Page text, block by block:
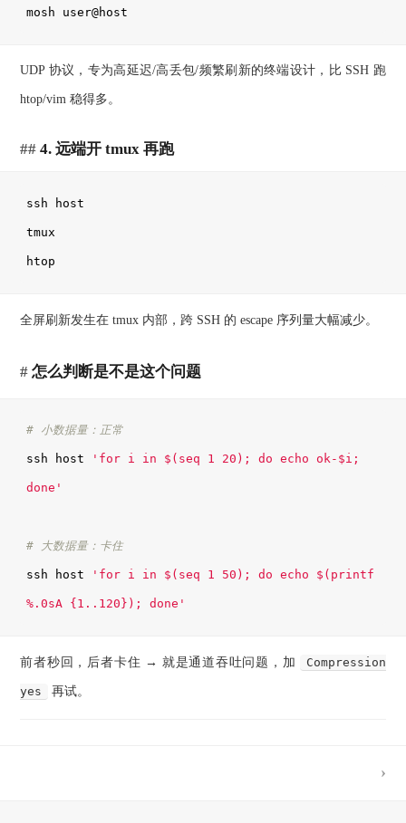
mosh user@host
UDP 协议，专为高延迟/高丢包/频繁刷新的终端设计，比 SSH 跑
htop/vim 稳得多。
4. 远端开 tmux 再跑
ssh host
tmux
htop
全屏刷新发生在 tmux 内部，跨 SSH 的 escape 序列量大幅减少。
怎么判断是不是这个问题
# 小数据量：正常
ssh host 'for i in $(seq 1 20); do echo ok-$i;
done'
# 大数据量：卡住
ssh host 'for i in $(seq 1 50); do echo $(printf
%.0sA {1..120}); done'
前者秒回，后者卡住 → 就是通道吞吐问题，加 Compression
yes 再试。